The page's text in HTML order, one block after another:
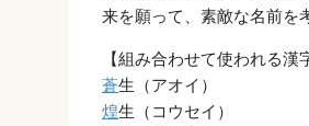
来を願って、素敵な名前を
【組み合わせて使われる漢
蒼生（アオイ）
煌生（コウセイ）